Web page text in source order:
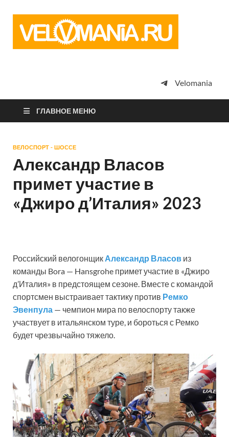
просто
Velomania
ГЛАВНОЕ МЕНЮ
ВЕЛОСПОРТ - ШОССЕ
Александр Власов
примет участие в
«Джиро д’Италия» 2023
Российский велогонщик Александр Власов из
команды Bora — Hansgrohe примет участие в «Джиро
д’Италия» в предстоящем сезоне. Вместе с командой
спортсмен выстраивает тактику против Ремко
Эвенпула — чемпион мира по велоспорту также
участвует в итальянском туре, и бороться с Ремко
будет чрезвычайно тяжело.